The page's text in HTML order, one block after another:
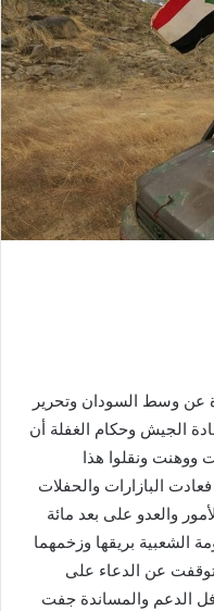
عن وسط السودان وتحرير
الجيش وحكام الغفلة أن
ووهنت ونقلوا هذا
البازارات والحفلات
والعدو على بعد مائة
الشعبية بريقها وزخمهما
توقفت عن الدعاء على
الدعم والمساندة جفت